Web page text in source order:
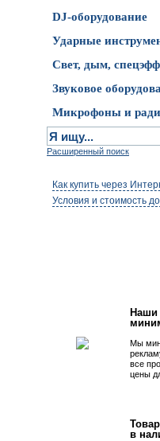
DJ-оборудование
Ударные
Свет, дым,
Звуковое
Микрофоны и
Расширенный поиск
Как купить через
Условия и стоимость
Наши
Мы
все
цены
в